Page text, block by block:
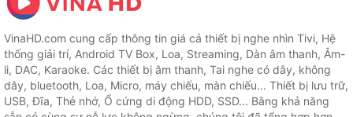
VinaHD.com cung cấp thông tin giá cả thiết bị nghe nhìn Tivi, Hệ
thống giải trí, Android TV Box, Loa, Streaming, Dàn âm thanh, Âm-
li, DAC, Karaoke. Các thiết bị âm thanh, Tai nghe có dây, không
dây, bluetooth, Loa, Micro, máy chiếu, màn chiếu... Thiết bị lưu trữ,
USB, Đĩa, Thẻ nhớ, Ổ cứng di động HDD, SSD... Bằng khả năng